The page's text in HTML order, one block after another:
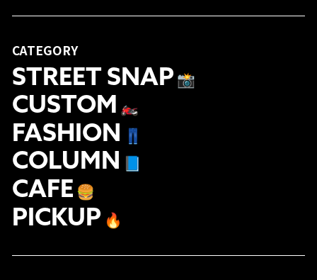
CATEGORY
STREET SNAP 📸
CUSTOM 🏍
FASHION 👖
COLUMN
CAFE 🍔
PICKUP 🔥